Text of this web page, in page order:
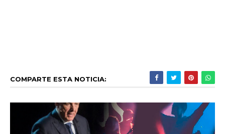
COMPARTE ESTA NOTICIA: